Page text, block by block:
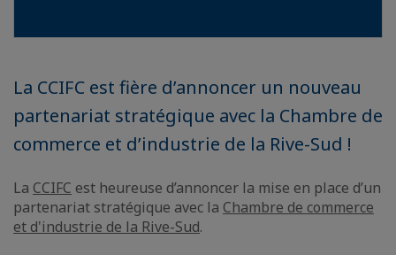
La CCIFC est fière d’annoncer un nouveau
partenariat stratégique avec la Chambre de
commerce et d’industrie de la Rive-Sud !
La CCIFC est heureuse d’annoncer la mise en place d’un
partenariat stratégique avec la Chambre de commerce
et d'industrie de la Rive-Sud.